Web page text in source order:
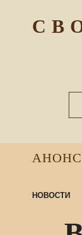
С В
воскресную
НОВОСТИ